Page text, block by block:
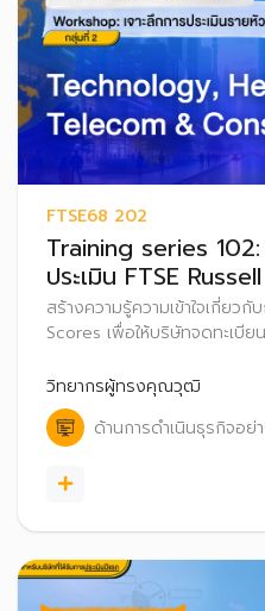
FTSE68 202
Training series 102:
สร้างความรู้ความเข้าใจเกี่ยวกั
Scores เพื่อให้บริษัทจดทะเบี
Scores สู่สาธารณะ ตั้งแต่ปี
วิทยากรผู้ทรงคุณวุฒิ
ด้านการดำเนินธุรกิจอย่